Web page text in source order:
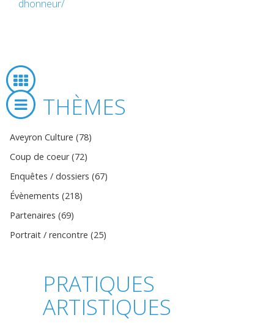
dhonneur/
THÈMES
Aveyron Culture (78)
Coup de coeur (72)
Enquêtes / dossiers (67)
Évènements (218)
Partenaires (69)
Portrait / rencontre (25)
PRATIQUES
ARTISTIQUES